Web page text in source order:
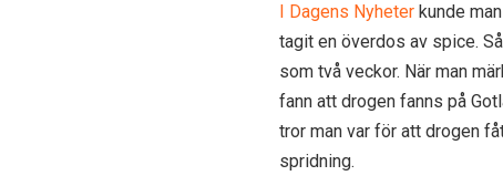
I Dagens Nyheter kunde
tagit en överdos av spice.
som två veckor. När man
fann att drogen fanns på
tror man var för att drogen
spridning.